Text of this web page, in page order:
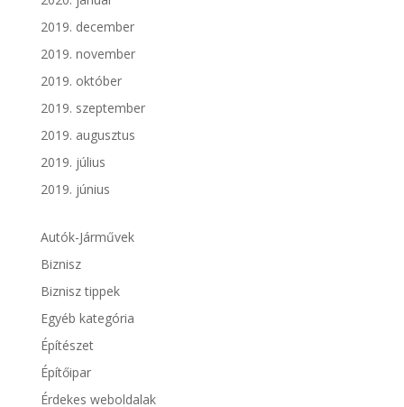
2019. december
2019. november
2019. október
2019. szeptember
2019. augusztus
2019. július
2019. június
Autók-Járművek
Biznisz
Biznisz tippek
Egyéb kategória
Építészet
Építőipar
Érdekes weboldalak